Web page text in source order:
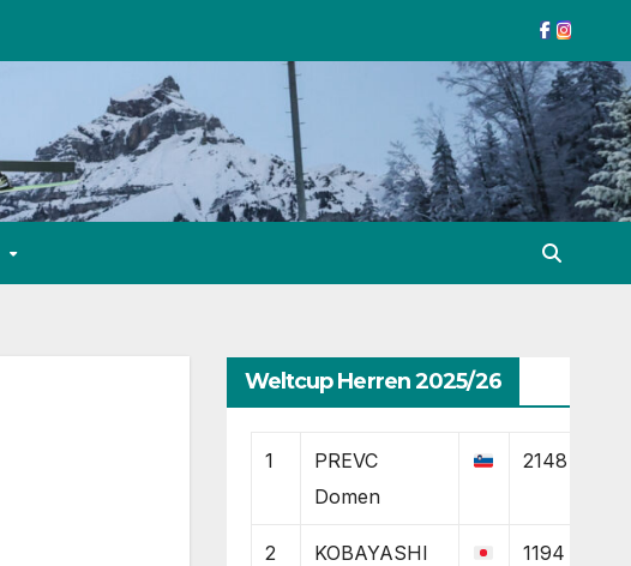
Weltcup Herren 2025/26
1
PREVC
Domen
2148
2
KOBAYASHI
1194